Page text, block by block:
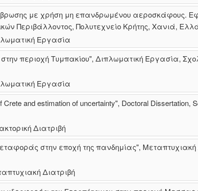
με χρήση μη επανδρωμένου αεροσκάφους.
Περιβάλλοντος, Πολυτεχνείο Κρήτης, Χανιά,
Εργασία
περιοχή Τυμπακίου", Διπλωματική Εργασία,
Εργασία
and estimation of uncertainty", Doctoral Dissertation,
Διατριβή
στην εποχή της πανδημίας", Μεταπτυχιακή
Διατριβή